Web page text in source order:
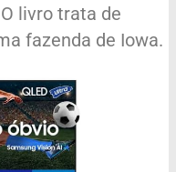
livro trata de
fazenda de Iowa.